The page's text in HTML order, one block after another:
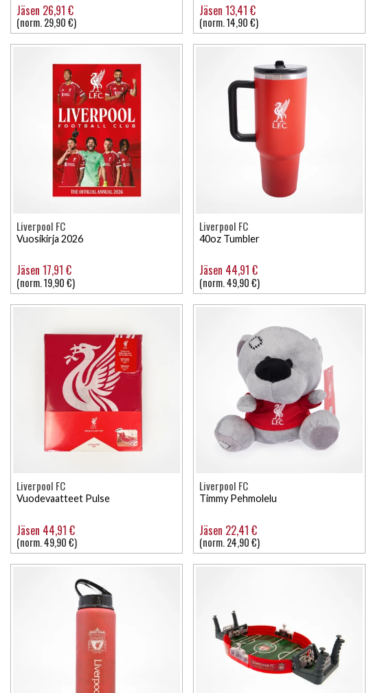
Jäsen 26,91 €
(norm. 29,90 €)
Jäsen 13,41 €
(norm. 14,90 €)
Liverpool FC
Vuosikirja 2026
Jäsen 17,91 €
(norm. 19,90 €)
Liverpool FC
40oz Tumbler
Jäsen 44,91 €
(norm. 49,90 €)
Liverpool FC
Vuodevaatteet Pulse
Jäsen 44,91 €
(norm. 49,90 €)
Liverpool FC
Timmy Pehmolelu
Jäsen 22,41 €
(norm. 24,90 €)